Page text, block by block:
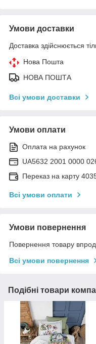
Умови доставки
Доставка здійснюється
Нова Пошта
НОВА ПОШТА
Всі умови доставки
Умови оплати
Оплата на рахунок
UA5632 2001 0000
Переказ на карту
Всі умови оплати
Умови повернення
Повернення товару
Всі умови повернення
Подібні товари